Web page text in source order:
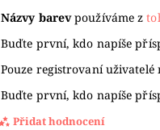
Názvy barev používáme z
Buďte první, kdo napíše
Pouze registrovaní
Buďte první, kdo napíše
Přidat hodnocení